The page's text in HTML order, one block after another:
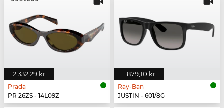
2.332,29 kr.
Prada
PR 26ZS - 14L09Z
879,10 kr.
Ray-Ban
JUSTIN - 601/8G